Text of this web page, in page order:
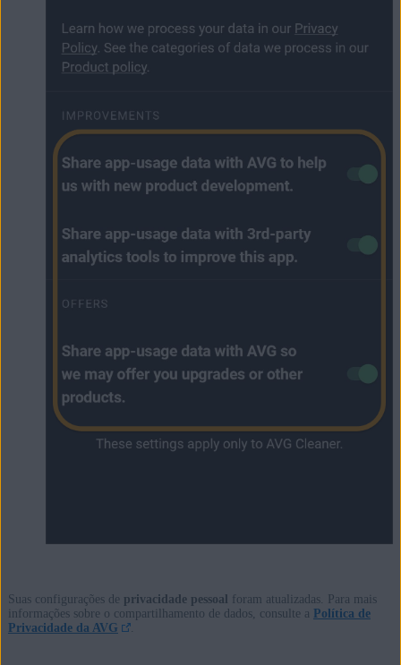
Suas configurações de privacidade pessoal
foram atualizadas. Para mais
informações sobre o compartilhamento de dados, consulte a Política de
Privacidade da AVG